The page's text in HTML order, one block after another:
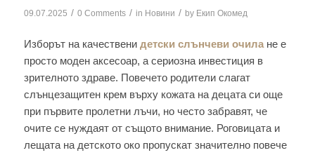
09.07.2025 / 0 Comments / in Новини / by Екип Окомед
Изборът на качествени детски слънчеви очилане е
просто моден аксесоар, а сериозна инвестиция в
зрителното здраве. Повечето родители слагат
слънцезащитен крем върху кожата на децата си още
при първите пролетни лъчи, но често забравят, че
очите се нуждаят от същото внимание. Роговицата и
лещата на детското око пропускат значително повече